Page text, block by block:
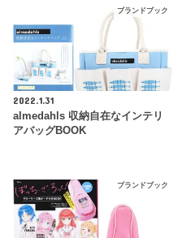
ブランドブック
2022.1.31
almedahls 収納自在なインテリ
アバッグBOOK
ブランドブック